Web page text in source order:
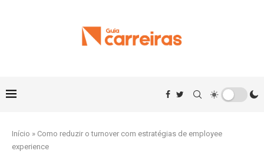
Início » Como reduzir o turnover com estratégias de employee
experience